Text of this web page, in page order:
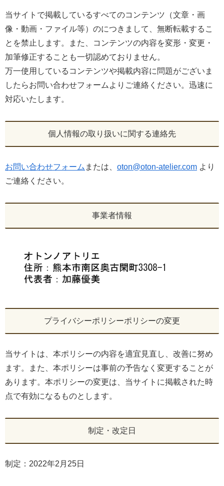
当サイトで掲載しているすべてのコンテンツ（文章・画
像・動画・ファイル等）のにつきまして、無断転載するこ
とを禁止します。また、コンテンツの内容を変形・変更・
加筆修正することも一切認めておりません。
万一使用しているコンテンツや掲載内容に問題がございま
したらお問い合わせフォームよりご連絡ください。迅速に
対応いたします。
個人情報の取り扱いに関する連絡先
お問い合わせフォーム または、 oton@oton-atelier.com より
ご連絡ください。
事業者情報
プライバシーポリシーポリシーの変更
当サイトは、本ポリシーの内容を適宜見直し、改善に努め
ます。また、本ポリシーは事前の予告なく変更することが
あります。本ポリシーの変更は、当サイトに掲載された時
点で有効になるものとします。
制定・改定日
制定：2022年2月25日